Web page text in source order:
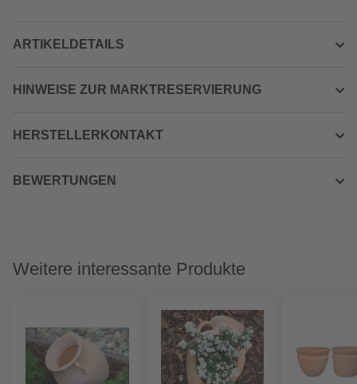
ARTIKELDETAILS
HINWEISE ZUR MARKTRESERVIERUNG
HERSTELLERKONTAKT
BEWERTUNGEN
Weitere interessante Produkte